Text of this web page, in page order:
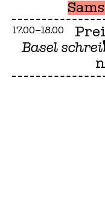
17.00–18.00
Basel